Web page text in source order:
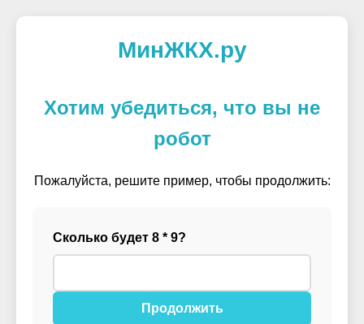
МинЖКХ.ру
Хотим убедиться, что вы не
робот
Пожалуйста, решите пример, чтобы продолжить:
Сколько будет 8 * 9?
Продолжить